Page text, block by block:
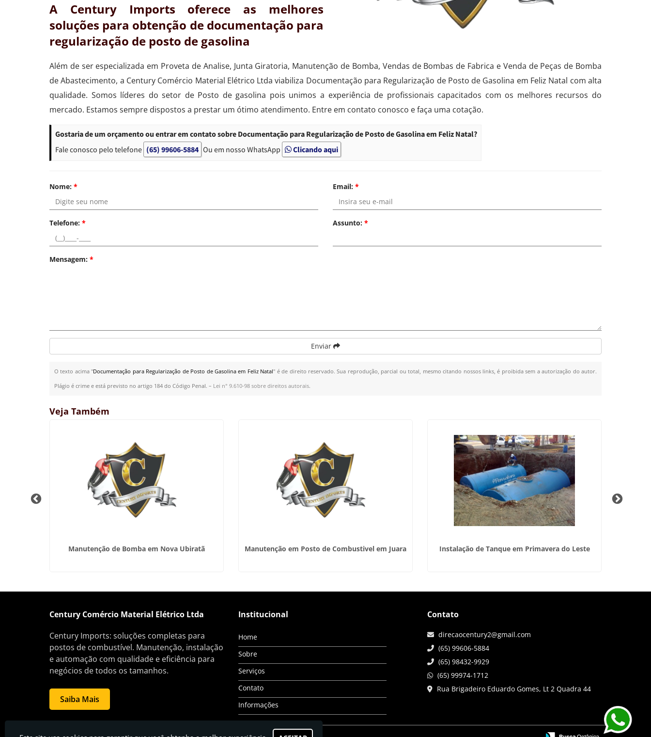
A Century Imports oferece as melhores
soluções para obtenção de documentação para
regularização de posto de gasolina
Além de ser especializada em Proveta de Analise, Junta Giratoria, Manutenção de Bomba, Vendas de Bombas de Fabrica e Venda de Peças de Bomba
de Abastecimento, a Century Comércio Material Elétrico Ltda viabiliza Documentação para Regularização de Posto de Gasolina em Feliz Natal com alta
qualidade. Somos líderes do setor de Posto de gasolina pois unimos a experiência de profissionais capacitados com os melhores recursos do
mercado. Estamos sempre dispostos a prestar um ótimo atendimento. Entre em contato conosco e faça uma cotação.
Gostaria de um orçamento ou entrar em contato sobre Documentação para Regularização de Posto de Gasolina em Feliz Natal?
Fale conosco pelo telefone (65) 99606-5884 Ou em nosso WhatsApp Clicando aqui
Nome: * Email: *
Telefone: * Assunto: *
Mensagem: *
Enviar
O texto acima "Documentação para Regularização de Posto de Gasolina em Feliz Natal" é de direito reservado. Sua reprodução, parcial ou total, mesmo citando nossos links, é proibida sem a autorização do autor.
Plágio é crime e está previsto no artigo 184 do Código Penal. – Lei n° 9.610-98 sobre direitos autorais.
Veja Também
Manutenção de Bomba em Nova Ubiratã Manutenção em Posto de Combustivel em Juara Instalação de Tanque em Primavera do Leste
Century Comércio Material Elétrico Ltda
Century Imports: soluções completas para
postos de combustível. Manutenção, instalação
e automação com qualidade e eficiência para
negócios de todos os tamanhos.
Saiba Mais
Institucional
Home
Sobre
Serviços
Contato
Informações
Contato
direcaocentury2@gmail.com
(65) 99606-5884
(65) 98432-9929
(65) 99974-1712
Rua Brigadeiro Eduardo Gomes, Lt 2 Quadra 44
Century Comércio Material Elétrico Ltda - Posto de gasolina